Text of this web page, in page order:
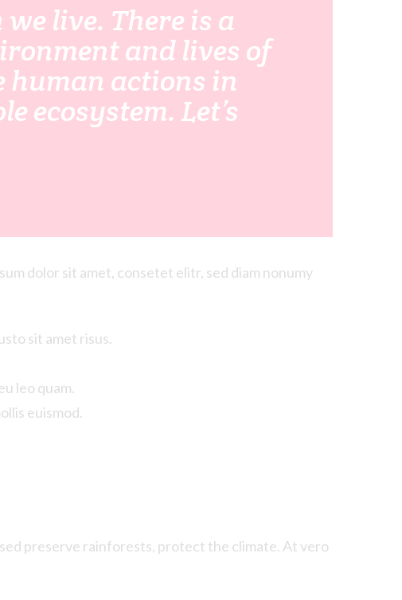
live. There is a
and lives of
human actions in
ecosystem. Let’s
dolor sit amet, consetet elitr, sed diam nonumy
sit amet risus.
leo quam.
euismod.
preserve rainforests, protect the climate. At vero